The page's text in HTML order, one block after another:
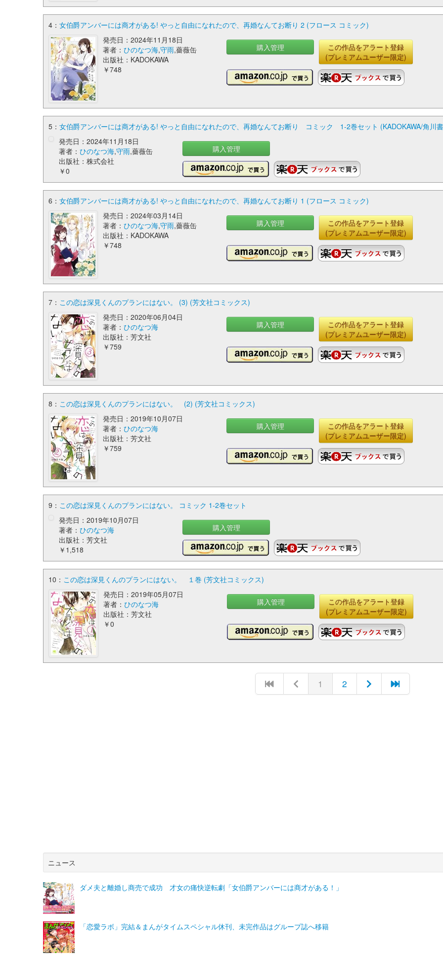
4： 女伯爵アンバーには商才がある! やっと自由になれたので、再婚なんてお断り 2 (フロース コミック)
発売日：2024年11月18日
著者：ひのなつ海,守雨,薔薇缶
出版社：KADOKAWA
￥748
購入管理
この作品をアラート登録
(プレミアムユーザー限定)
5： 女伯爵アンバーには商才がある! やっと自由になれたので、再婚なんてお断り コミック 1-2巻セット (KADOKAWA/角川
発売日：2024年11月18日
著者： ひのなつ海,守雨,薔薇缶
出版社：株式会社
￥0
購入管理
6： 女伯爵アンバーには商才がある! やっと自由になれたので、再婚なんてお断り 1 (フロース コミック)
発売日：2024年03月14日
著者：ひのなつ海,守雨,薔薇缶
出版社：KADOKAWA
￥748
購入管理
この作品をアラート登録
(プレミアムユーザー限定)
7： この恋は深見くんのプランにはない。 (3) (芳文社コミックス)
発売日：2020年06月04日
著者：ひのなつ海
出版社：芳文社
￥759
購入管理
この作品をアラート登録
(プレミアムユーザー限定)
8： この恋は深見くんのプランにはない。 (2) (芳文社コミックス)
発売日：2019年10月07日
著者：ひのなつ海
出版社：芳文社
￥759
購入管理
この作品をアラート登録
(プレミアムユーザー限定)
9： この恋は深見くんのプランにはない。 コミック 1-2巻セット
発売日：2019年10月07日
著者： ひのなつ海
出版社：芳文社
￥1,518
購入管理
10： この恋は深見くんのプランにはない。 １巻 (芳文社コミックス)
発売日：2019年05月07日
著者：ひのなつ海
出版社：芳文社
￥0
購入管理
この作品をアラート登録
(プレミアムユーザー限定)
1 2
ニュース
ダメ夫と離婚し商売で成功 才女の痛快逆転劇「女伯爵アンバーには商才がある！」
「恋愛ラボ」完結＆まんがタイムスペシャル休刊、未完作品はグループ誌へ移籍